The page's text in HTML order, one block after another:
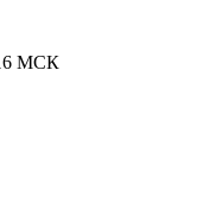
МСК